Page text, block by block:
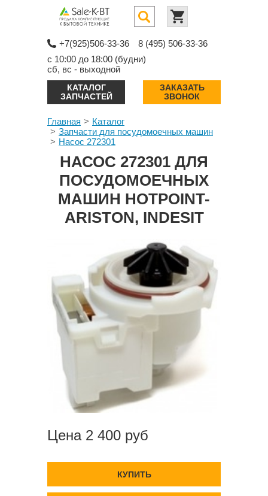
+7(925)506-33-36
8 (495) 506-33-36
с 10:00 до 18:00 (будни)
сб, вс - выходной
КАТАЛОГ
ЗАПЧАСТЕЙ
ЗАКАЗАТЬ
ЗВОНОК
Главная
Каталог
Запчасти для посудомоечных машин
Насос 272301
НАСОС 272301 ДЛЯ
ПОСУДОМОЕЧНЫХ
МАШИН HOTPOINT-
ARISTON, INDESIT
Цена 2 400 руб
КУПИТЬ